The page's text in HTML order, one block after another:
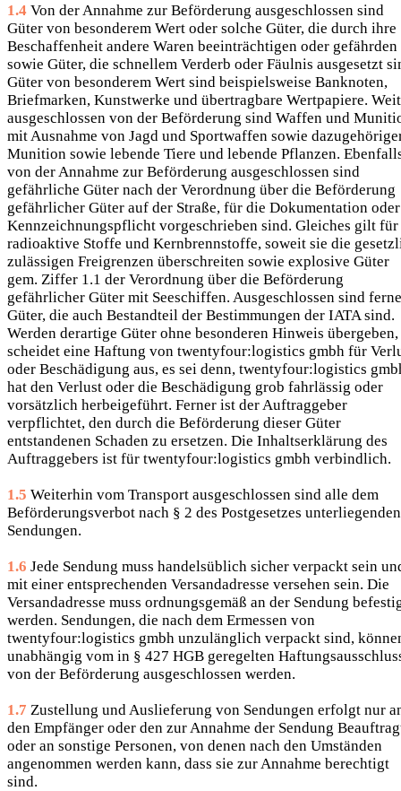
1.4 Von der Annahme zur Beförderung ausgeschlossen sind
Güter von besonderem Wert oder solche Güter, die durch ihre
Beschaffenheit andere Waren beeinträchtigen oder gefährden
sowie Güter, die schnellem Verderb oder Fäulnis ausgesetzt
Güter von besonderem Wert sind beispielsweise Banknoten,
Briefmarken, Kunstwerke und übertragbare Wertpapiere.
ausgeschlossen von der Beförderung sind Waffen und
mit Ausnahme von Jagd und Sportwaffen sowie
Munition sowie lebende Tiere und lebende Pflanzen.
von der Annahme zur Beförderung ausgeschlossen sind
gefährliche Güter nach der Verordnung über die Beförderung
gefährlicher Güter auf der Straße, für die Dokumentation oder
Kennzeichnungspflicht vorgeschrieben sind. Gleiches gilt für
radioaktive Stoffe und Kernbrennstoffe, soweit sie die
zulässigen Freigrenzen überschreiten sowie explosive Güter
gem. Ziffer 1.1 der Verordnung über die Beförderung
gefährlicher Güter mit Seeschiffen. Ausgeschlossen sind
Güter, die auch Bestandteil der Bestimmungen der IATA sind.
Werden derartige Güter ohne besonderen Hinweis übergeben,
scheidet eine Haftung von twentyfour:logistics gmbh für
oder Beschädigung aus, es sei denn, twentyfour:logistics
hat den Verlust oder die Beschädigung grob fahrlässig oder
vorsätzlich herbeigeführt. Ferner ist der Auftraggeber
verpflichtet, den durch die Beförderung dieser Güter
entstandenen Schaden zu ersetzen. Die Inhaltserklärung des
Auftraggebers ist für twentyfour:logistics gmbh verbindlich.
1.5 Weiterhin vom Transport ausgeschlossen sind alle dem
Beförderungsverbot nach § 2 des Postgesetzes unterliegenden
Sendungen.
1.6 Jede Sendung muss handelsüblich sicher verpackt sein
mit einer entsprechenden Versandadresse versehen sein. Die
Versandadresse muss ordnungsgemäß an der Sendung
werden. Sendungen, die nach dem Ermessen von
twentyfour:logistics gmbh unzulänglich verpackt sind,
unabhängig vom in § 427 HGB geregelten
von der Beförderung ausgeschlossen werden.
1.7 Zustellung und Auslieferung von Sendungen erfolgt nur
den Empfänger oder den zur Annahme der Sendung
oder an sonstige Personen, von denen nach den Umständen
angenommen werden kann, dass sie zur Annahme berechtigt
sind.